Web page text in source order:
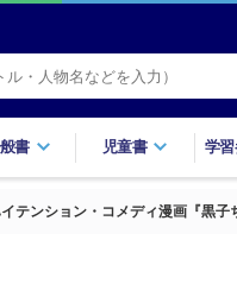
書 児童書 学
ンション・コメディ漫画『黒子